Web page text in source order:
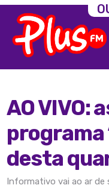
AO VIVO:
programa
desta
Informativo vai ao ar de